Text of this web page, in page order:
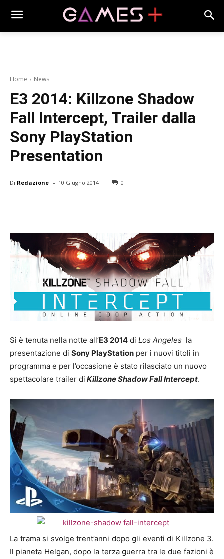
Home News
E3 2014: Killzone Shadow
Fall Intercept, Trailer dalla
Sony PlayStation
Presentation
Di Redazione - 10 Giugno 2014 0
Si è tenuta nella notte all’E3 2014 di Los Angeles la
presentazione di Sony PlayStation per i nuovi titoli in
programma e per l’occasione è stato rilasciato un nuovo
spettacolare trailer di Killzone Shadow Fall Intercept.
La trama si svolge trent’anni dopo gli eventi di Killzone 3.
Il pianeta Helgan, dopo la terza guerra tra le due fazioni è